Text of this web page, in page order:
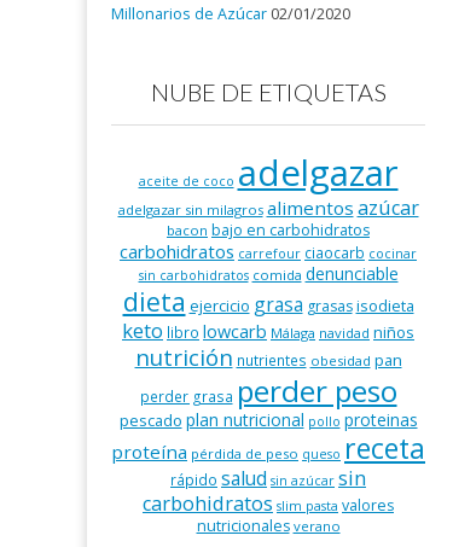
Millonarios de Azúcar 02/01/2020
NUBE DE ETIQUETAS
aceite de coco adelgazar
adelgazar sin milagros alimentos azúcar
bacon bajo en carbohidratos
carbohidratos carrefour ciaocarb cocinar
sin carbohidratos comida denunciable
dieta ejercicio grasa grasas isodieta
keto libro lowcarb Málaga navidad niños
nutrición nutrientes obesidad pan
perder grasa perder peso
pescado plan nutricional pollo proteinas
proteína pérdida de peso queso receta
rápido salud sin azúcar sin
carbohidratos slim pasta valores
nutricionales verano